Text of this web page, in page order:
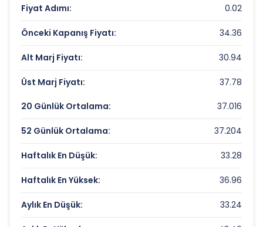
Bugün Gördüğü En Yüksek Fiyat:
35.44 TL
Son 1 Yılın Zirvesi:
49.3 TL
Son 1 Yılın Dibi:
26.5 TL
Fiyat Adımı: 0.02
Önceki Kapanış Fiyatı: 34.36
Alt Marj Fiyatı: 30.94
Üst Marj Fiyatı: 37.78
20 Günlük Ortalama: 37.016
52 Günlük Ortalama: 37.204
Haftalık En Düşük: 33.28
Haftalık En Yüksek: 36.96
Aylık En Düşük: 33.24